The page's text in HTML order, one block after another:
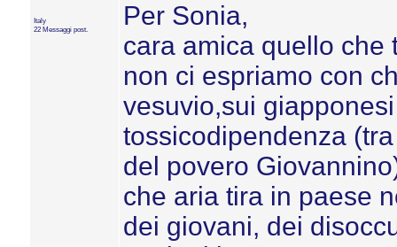
Italy
22 Messaggi post.
Per Sonia,
cara amica quello che
non ci espriamo con
vesuvio,sui
tossicodipendenza
del povero
che aria tira in paese
dei giovani, dei